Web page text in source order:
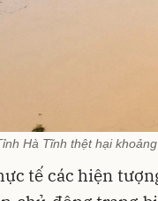
Hà Tĩnh thệt hại
tế các hiện